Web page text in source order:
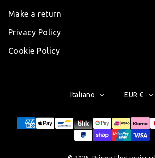
Make a return
Privacy Policy
Cookie Policy
Modalità di pagamento
Italiano EUR €